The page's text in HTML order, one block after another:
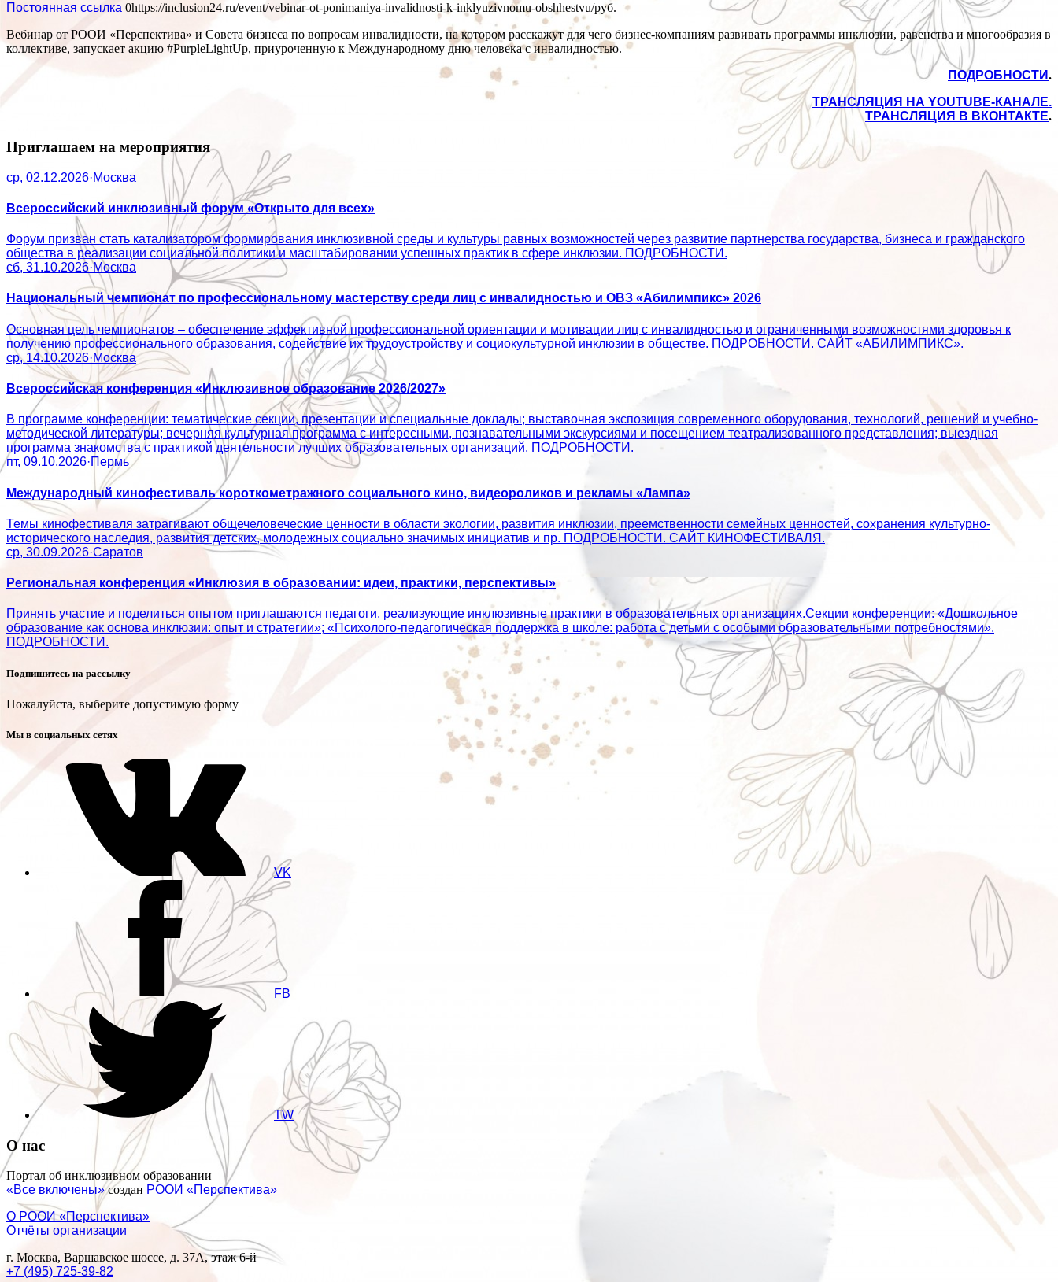
Постоянная ссылка 0https://inclusion24.ru/event/vebinar-ot-ponimaniya-invalidnosti-k-inklyuzivnomu-obshhestvu/руб.
Вебинар от РООИ «Перспектива» и Совета бизнеса по вопросам инвалидности, на котором расскажут для чего бизнес-компаниям развивать программы инклюзии, равенства и многообразия в
коллективе, запускает акцию #PurpleLightUp, приуроченную к Международному дню человека с инвалидностью.
ПОДРОБНОСТИ.
ТРАНСЛЯЦИЯ НА YOUTUBE-КАНАЛЕ.
ТРАНСЛЯЦИЯ В ВКОНТАКТЕ.
Приглашаем на мероприятия
ср, 02.12.2026·Москва
Всероссийский инклюзивный форум «Открыто для всех»
Форум призван стать катализатором формирования инклюзивной среды и культуры равных возможностей через развитие партнерства государства, бизнеса и гражданского
общества в реализации социальной политики и масштабировании успешных практик в сфере инклюзии. ПОДРОБНОСТИ.
сб, 31.10.2026·Москва
Национальный чемпионат по профессиональному мастерству среди лиц с инвалидностью и ОВЗ «Абилимпикс» 2026
Основная цель чемпионатов – обеспечение эффективной профессиональной ориентации и мотивации лиц с инвалидностью и ограниченными возможностями здоровья к
получению профессионального образования, содействие их трудоустройству и социокультурной инклюзии в обществе. ПОДРОБНОСТИ. САЙТ «АБИЛИМПИКС».
ср, 14.10.2026·Москва
Всероссийская конференция «Инклюзивное образование 2026/2027»
В программе конференции: тематические секции, презентации и специальные доклады; выставочная экспозиция современного оборудования, технологий, решений и учебно-
методической литературы; вечерняя культурная программа с интересными, познавательными экскурсиями и посещением театрализованного представления; выездная
программа знакомства с практикой деятельности лучших образовательных организаций. ПОДРОБНОСТИ.
пт, 09.10.2026·Пермь
Международный кинофестиваль короткометражного социального кино, видеороликов и рекламы «Лампа»
Темы кинофестиваля затрагивают общечеловеческие ценности в области экологии, развития инклюзии, преемственности семейных ценностей, сохранения культурно-
исторического наследия, развития детских, молодежных социально значимых инициатив и пр. ПОДРОБНОСТИ. САЙТ КИНОФЕСТИВАЛЯ.
ср, 30.09.2026·Саратов
Региональная конференция «Инклюзия в образовании: идеи, практики, перспективы»
Принять участие и поделиться опытом приглашаются педагоги, реализующие инклюзивные практики в образовательных организациях.Секции конференции: «Дошкольное
образование как основа инклюзии: опыт и стратегии»; «Психолого‑педагогическая поддержка в школе: работа с детьми с особыми образовательными потребностями».
ПОДРОБНОСТИ.
Подпишитесь на рассылку
Пожалуйста, выберите допустимую форму
Мы в социальных сетях
VK
FB
TW
О нас
Портал об инклюзивном образовании
«Все включены»создан РООИ «Перспектива»
О РООИ «Перспектива»
Отчёты организации
г. Москва, Варшавское шоссе, д. 37А, этаж 6-й
+7 (495) 725-39-82